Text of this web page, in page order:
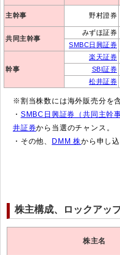
主幹事 野村證券
共同主幹事
みずほ証券
SMBC日興証券
幹事
楽天証券
SBI証券
松井証券
※割当株数には海外販売分を
・ SMBC日興証券（共同主幹事
井証券から当選のチャンス。
・その他、 DMM 株から申し
株主構成、ロックアッ
株主名